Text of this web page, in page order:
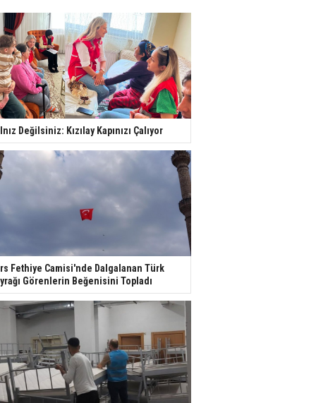
Değilsiniz: Kızılay Kapınızı Çalıyor
Fethiye Camisi'nde Dalgalanan Türk
Görenlerin Beğenisini Topladı